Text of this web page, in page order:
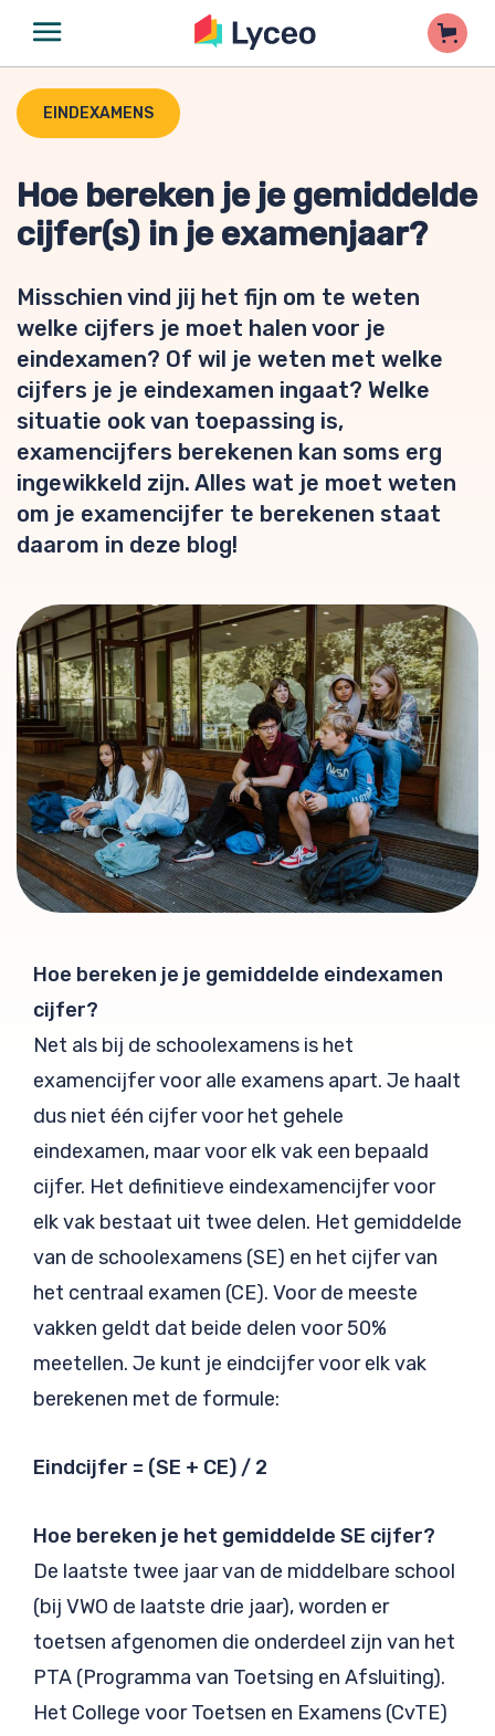
EINDEXAMENS
Hoe bereken je je gemiddelde
cijfer(s) in je examenjaar?
Misschien vind jij het fijn om te weten
welke cijfers je moet halen voor je
eindexamen? Of wil je weten met welke
cijfers je je eindexamen ingaat? Welke
situatie ook van toepassing is,
examencijfers berekenen kan soms erg
ingewikkeld zijn. Alles wat je moet weten
om je examencijfer te berekenen staat
daarom in deze blog!
Hoe bereken je je gemiddelde eindexamen
cijfer?
Net als bij de schoolexamens is het
examencijfer voor alle examens apart. Je haalt
dus niet één cijfer voor het gehele
eindexamen, maar voor elk vak een bepaald
cijfer. Het definitieve eindexamencijfer voor
elk vak bestaat uit twee delen. Het gemiddelde
van de schoolexamens (SE) en het cijfer van
het centraal examen (CE). Voor de meeste
vakken geldt dat beide delen voor 50%
meetellen. Je kunt je eindcijfer voor elk vak
berekenen met de formule:
Eindcijfer = (SE + CE) / 2
Hoe bereken je het gemiddelde SE cijfer?
De laatste twee jaar van de middelbare school
(bij VWO de laatste drie jaar), worden er
toetsen afgenomen die onderdeel zijn van het
PTA (Programma van Toetsing en Afsluiting).
Het College voor Toetsen en Examens (CvTE)